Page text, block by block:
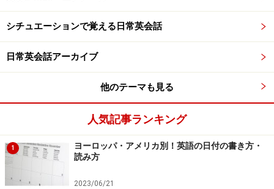
内外 inside and outside
手足 hands and feet
開閉 opening and closing
いかがですか。語順の異なるものが結構多いと思いませ
んか。覚えるのは確かに大変ですが、何度も使っている
と（日本語と同じように）経験で身についてしまいます
よ。
【関連記事】
シチュエーションで覚える日常英会話
日常英会話アーカイブ
他のテーマも見る
人気記事ランキング
1
ヨーロッパ・アメリカ別！英語の日付の書き方・
読み方
2023/06/21